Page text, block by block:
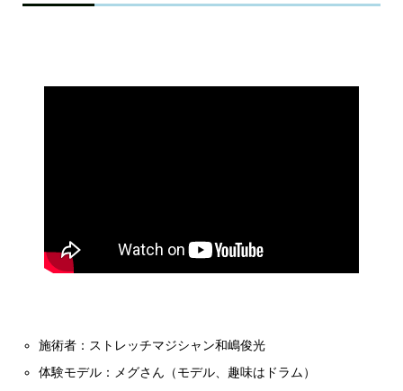
施術者：ストレッチマジシャン和嶋俊光
体験モデル：メグさん（モデル、趣味はドラム）